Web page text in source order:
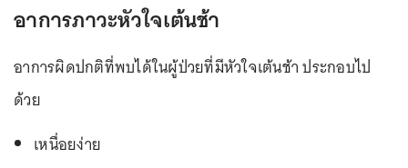
อาการภาวะหัวใจเต้นช้า
อาการผิดปกติที่พบได้ในผู้ป่วยที่มีหัวใจเต้นช้า ประกอบไป
ด้วย
เหนื่อยง่าย